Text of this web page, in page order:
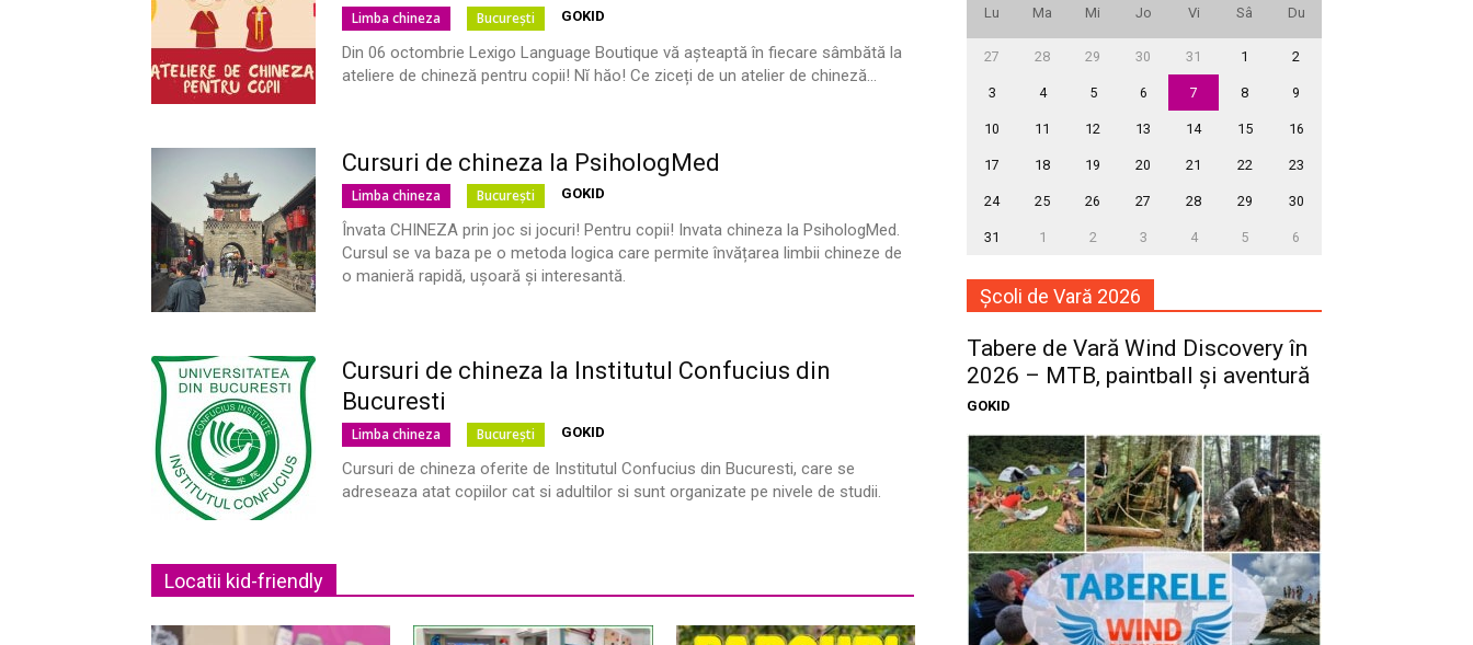
Limba chineza București GOKID
Din 06 octombrie Lexigo Language Boutique vă așteaptă în fiecare sâmbătă la
ateliere de chineză pentru copii! Nĭ hăo! Ce ziceți de un atelier de chineză...
Cursuri de chineza la PsihologMed
Limba chineza București GOKID
Învata CHINEZA prin joc si jocuri! Pentru copii! Invata chineza la PsihologMed.
Cursul se va baza pe o metoda logica care permite învățarea limbii chineze de
o manieră rapidă, ușoară și interesantă.
Cursuri de chineza la Institutul Confucius din
Bucuresti
Limba chineza București GOKID
Cursuri de chineza oferite de Institutul Confucius din Bucuresti, care se
adreseaza atat copiilor cat si adultilor si sunt organizate pe nivele de studii.
Locatii kid-friendly
Lu Ma Mi Jo Vi Sâ Du
27 28 29 30 31 1 2
3 4 5 6 7 8 9
10 11 12 13 14 15 16
17 18 19 20 21 22 23
24 25 26 27 28 29 30
31 1 2 3 4 5 6
Școli de Vară 2026
Tabere de Vară Wind Discovery în
2026 – MTB, paintball și aventură
GOKID